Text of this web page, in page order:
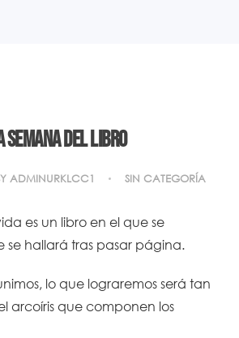
semana del libro
ADMINURKLCC1 SIN CATEGORÍA
es un libro en el que se
se hallará tras pasar página.
lo que lograremos será tan
arcoíris que componen los